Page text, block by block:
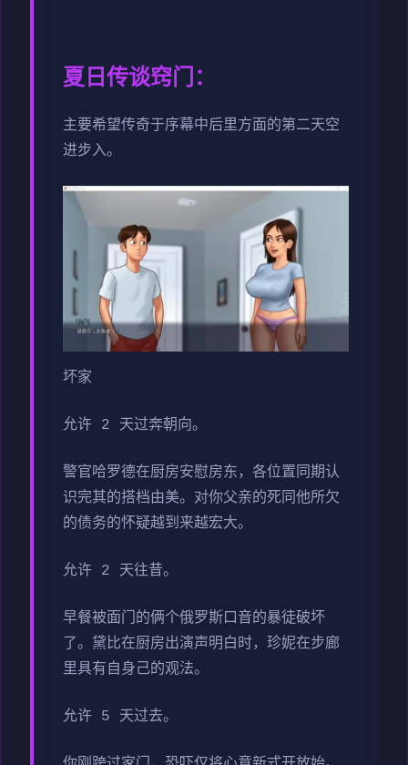
夏日传谈窍门：
主要希望传奇于序幕中后里方面的第二天空
进步入。
坏家
允许 2 天过奔朝向。
警官哈罗德在厨房安慰房东，各位置同期认
识完其的搭档由美。对你父亲的死同他所欠
的债务的怀疑越到来越宏大。
允许 2 天往昔。
早餐被面门的俩个俄罗斯口音的暴徒破坏
了。黛比在厨房出演声明白时，珍妮在步廊
里具有自身己的观法。
允许 5 天过去。